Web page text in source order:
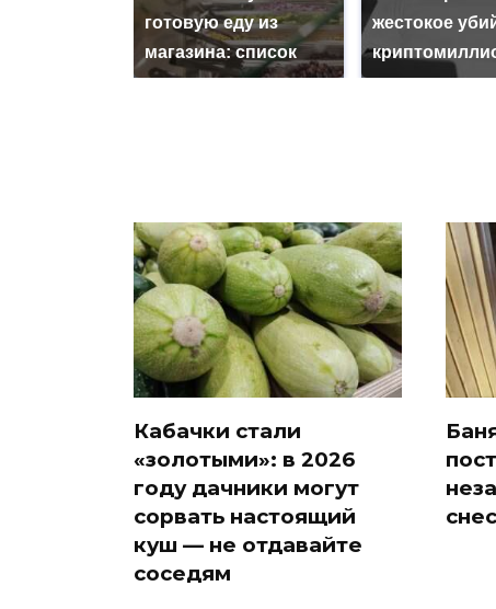
готовую еду из
магазина: список
жестокое
Кабачки стали
«золотыми»: в 2026
году дачники могут
сорвать настоящий
куш — не отдавайте
соседям